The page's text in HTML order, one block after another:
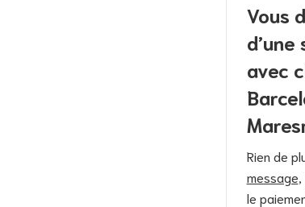
Vous
avec
Rien de
message
le